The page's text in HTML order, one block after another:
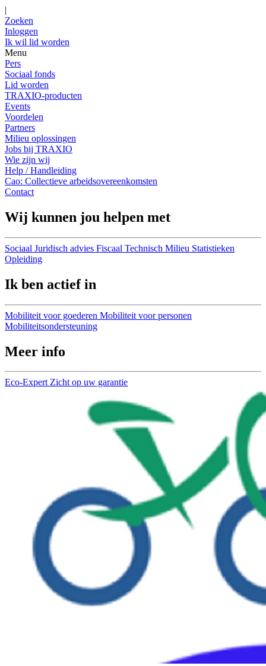
|
Zoeken
Inloggen
Ik wil lid worden
Menu
Pers
Sociaal fonds
Lid worden
TRAXIO-producten
Events
Voordelen
Partners
Milieu oplossingen
Jobs bij TRAXIO
Wie zijn wij
Help / Handleiding
Cao: Collectieve arbeidsovereenkomsten
Contact
Wij kunnen jou helpen met
Sociaal Juridisch advies Fiscaal Technisch Milieu Statistieken
Opleiding
Ik ben actief in
Mobiliteit voor goederen Mobiliteit voor personen
Mobiliteitsondersteuning
Meer info
Eco-Expert Zicht op uw garantie